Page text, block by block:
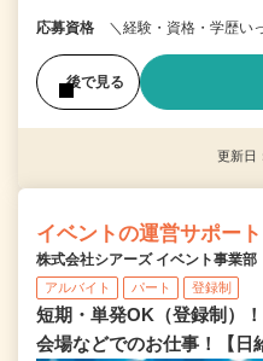
応募資格 ＼経験・資格・学歴い
後で見る
更新日
イベントの運営サポート
株式会社シアーズ イベント事業部
アルバイト パート 登録制
短期・単発OK（登録制）
会場などでのお仕事！【日